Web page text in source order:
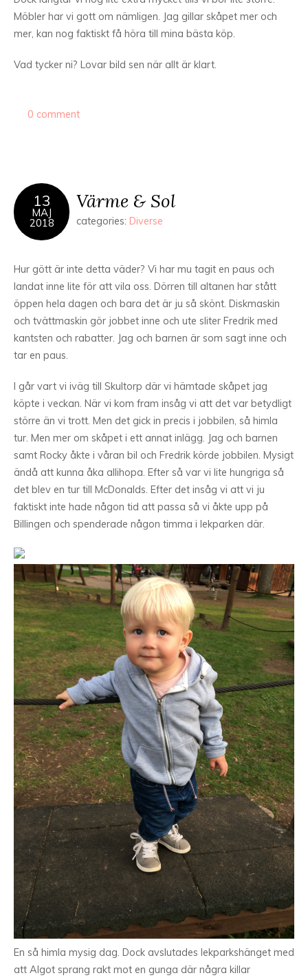
Möbler har vi gott om nämligen. Jag gillar skåpet mer och
mer, kan nog faktiskt få höra till mina bästa köp.
Vad tycker ni? Lovar bild sen när allt är klart.
0 comment
13
MAJ
2018
Värme & Sol
categories: Diverse
Hur gött är inte detta väder? Vi har mu tagit en paus och
landat inne lite för att vila oss. Dörren till altanen har stått
öppen hela dagen och bara det är ju så skönt. Diskmaskin
och tvättmaskin gör jobbet inne och ute sliter Fredrik med
kantsten och rabatter. Jag och barnen är som sagt inne och
tar en paus.
I går vart vi iväg till Skultorp där vi hämtade skåpet jag
köpte i veckan. När vi kom fram insåg vi att det var betydligt
större än vi trott. Men det gick in precis i jobbilen, så himla
tur. Men mer om skåpet i ett annat inlägg. Jag och barnen
samt Rocky åkte i våran bil och Fredrik körde jobbilen. Mysigt
ändå att kunna åka allihopa. Efter så var vi lite hungriga så
det blev en tur till McDonalds. Efter det insåg vi att vi ju
faktiskt inte hade någon tid att passa så vi åkte upp på
Billingen och spenderade någon timma i lekparken där.
En så himla mysig dag. Dock avslutades lekparkshänget med
att Algot sprang rakt mot en gunga där några killar